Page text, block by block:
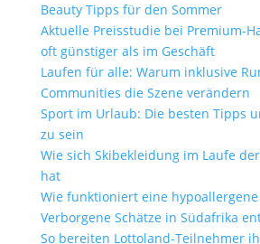
Beauty Tipps für den Sommer
Aktuelle Preisstudie bei Premium-
oft günstiger als im Geschäft
Laufen für alle: Warum inklusive
Communities die Szene verändern
Sport im Urlaub: Die besten Tipps
zu sein
Wie sich Skibekleidung im Laufe
hat
Wie funktioniert eine
Verborgene Schätze in Südafrika
So bereiten Lottoland-Teilnehmer